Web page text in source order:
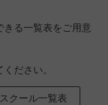
きる一覧表をご用意
ださい。
クール一覧表